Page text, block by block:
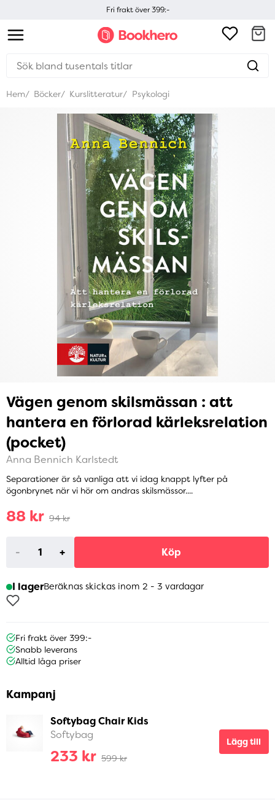
Fri frakt över 399:-
Hem Böcker Kurslitteratur Psykologi
Vägen genom skilsmässan : att
hantera en förlorad kärleksrelation
(pocket)
Anna Bennich Karlstedt
Separationer är så vanliga att vi idag knappt lyfter på
ögonbrynet när vi hör om andras skilsmässor....
88 kr 94 kr
- + Köp
I lagerBeräknas skickas inom 2 - 3 vardagar
Fri frakt över 399:-
Snabb leverans
Alltid låga priser
Kampanj
Softybag Chair Kids
Softybag
233 kr 599 kr
Lägg till